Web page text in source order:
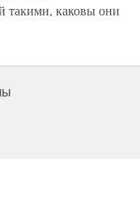
такими, каковы они